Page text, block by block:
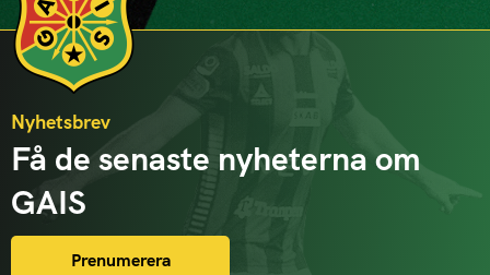
Nyhetsbrev
Få de senaste nyheterna om
GAIS
Prenumerera